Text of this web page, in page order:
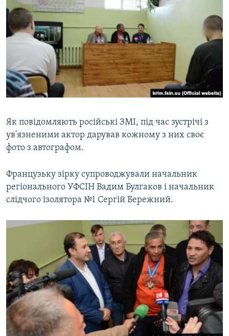
Як повідомляють російські ЗМІ, під час зустрічі з
ув'язненими актор дарував кожному з них своє
фото з автографом.
Французьку зірку супроводжували начальник
регіонального УФСІН Вадим Булгаков і начальник
слідчого ізолятора №1 Сергій Бережний.